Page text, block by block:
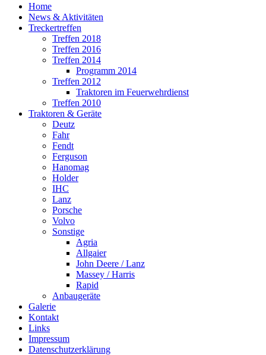
Home
News & Aktivitäten
Treckertreffen
Treffen 2018
Treffen 2016
Treffen 2014
Programm 2014
Treffen 2012
Traktoren im Feuerwehrdienst
Treffen 2010
Traktoren & Geräte
Deutz
Fahr
Fendt
Ferguson
Hanomag
Holder
IHC
Lanz
Porsche
Volvo
Sonstige
Agria
Allgaier
John Deere / Lanz
Massey / Harris
Rapid
Anbaugeräte
Galerie
Kontakt
Links
Impressum
Datenschutzerklärung